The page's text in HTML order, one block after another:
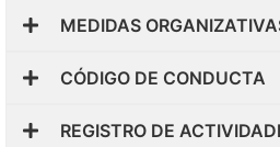
MEDIDAS
CÓDIGO DE CONDUCTA
REGISTRO DE